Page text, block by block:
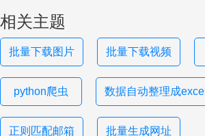
相关主题
批量下载图片 批量下载视频
python爬虫 数据自动整理成excel
正则匹配邮箱 批量生成网址